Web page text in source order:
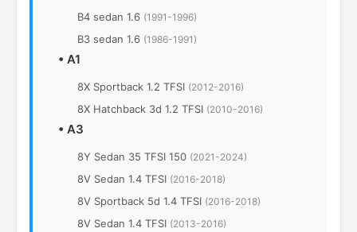
B4 sedan 1.6 (1991-1996)
B3 sedan 1.6 (1986-1991)
• A1
8X Sportback 1.2 TFSI (2012-2016)
8Х Hatchback 3d 1.2 TFSI (2010-2016)
• A3
8Y Sedan 35 TFSI 150 (2021-2024)
8V Sedan 1.4 TFSI (2016-2018)
8V Sportback 5d 1.4 TFSI (2016-2018)
8V Sedan 1.4 TFSI (2013-2016)